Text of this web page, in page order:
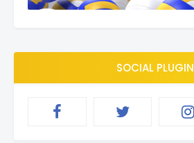
SOCIAL PLUGIN